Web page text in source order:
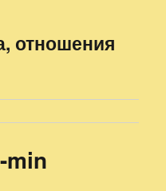
отношения
min